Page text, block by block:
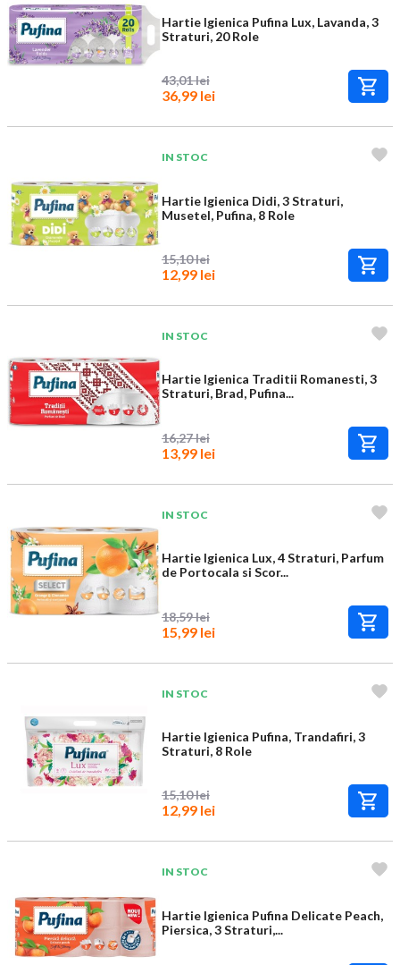
Hartie Igienica Pufina Lux, Lavanda, 3
Straturi, 20 Role
43,01 lei
36,99 lei
IN STOC
Hartie Igienica Didi, 3 Straturi,
Musetel, Pufina, 8 Role
15,10 lei
12,99 lei
IN STOC
Hartie Igienica Traditii Romanesti, 3
Straturi, Brad, Pufina...
16,27 lei
13,99 lei
IN STOC
Hartie Igienica Lux, 4 Straturi, Parfum
de Portocala si Scor...
18,59 lei
15,99 lei
IN STOC
Hartie Igienica Pufina, Trandafiri, 3
Straturi, 8 Role
15,10 lei
12,99 lei
IN STOC
Hartie Igienica Pufina Delicate Peach,
Piersica, 3 Straturi,...